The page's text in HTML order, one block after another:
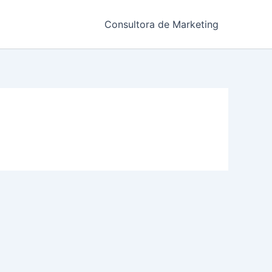
Consultora de Marketing